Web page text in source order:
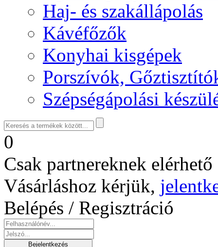
Haj- és szakállápolás
Kávéfőzők
Konyhai kisgépek
Porszívók,
Szépségápolási
0
Csak partnereknek
Vásárláshoz kérjük,
Belépés / Regisztráció